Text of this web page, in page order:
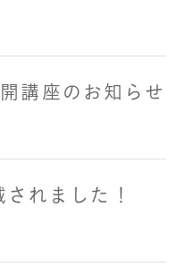
講座のお知らせ
れました！